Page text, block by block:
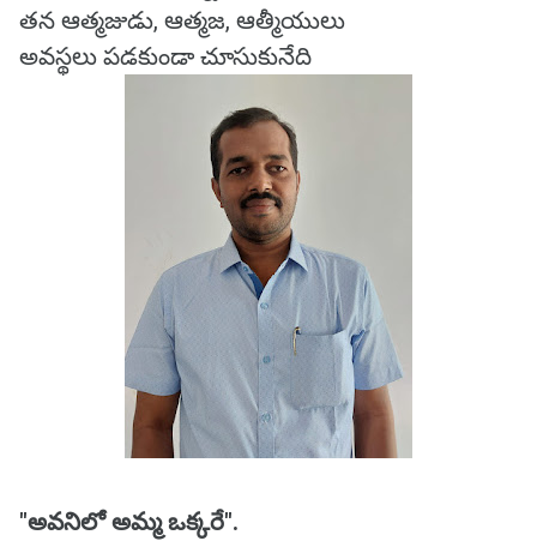
తన ఆత్మజుడు, ఆత్మజ, ఆత్మీయులు
అవస్థలు పడకుండా చూసుకునేది
"అవనిలో అమ్మ ఒక్కరే".